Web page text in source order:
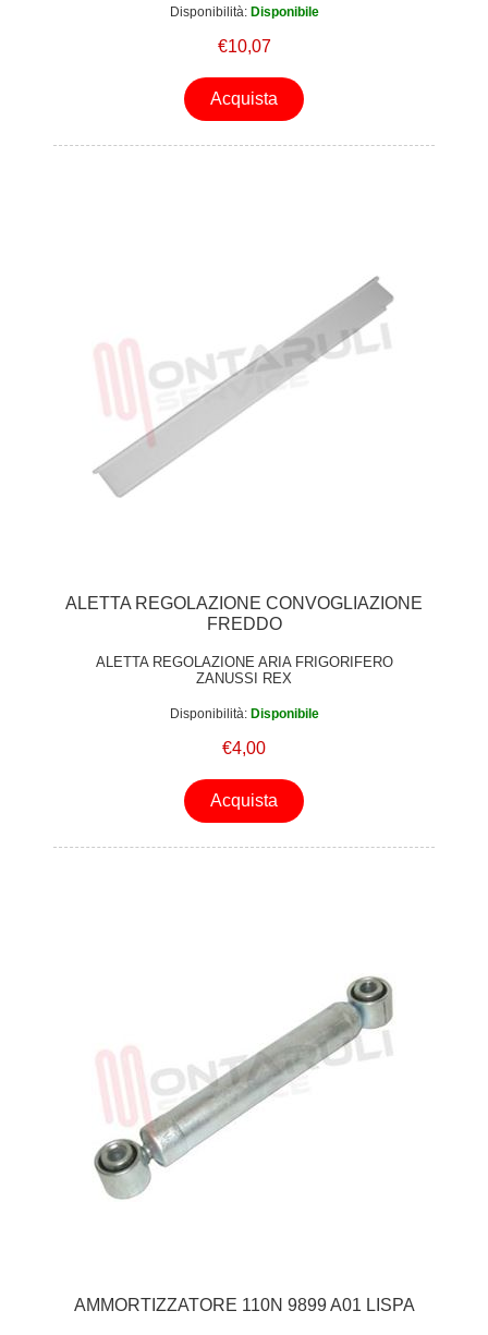
Disponibilità: Disponibile
€10,07
Acquista
ALETTA REGOLAZIONE CONVOGLIAZIONE
FREDDO
ALETTA REGOLAZIONE ARIA FRIGORIFERO
ZANUSSI REX
Disponibilità: Disponibile
€4,00
Acquista
AMMORTIZZATORE 110N 9899 A01 LISPA